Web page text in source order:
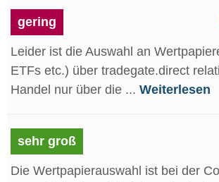
gering
Leider ist die Auswahl an
ETFs etc.) über tradegate.direct
Handel nur über die ... Weiterlesen
sehr groß
Die Wertpapierauswahl ist bei der